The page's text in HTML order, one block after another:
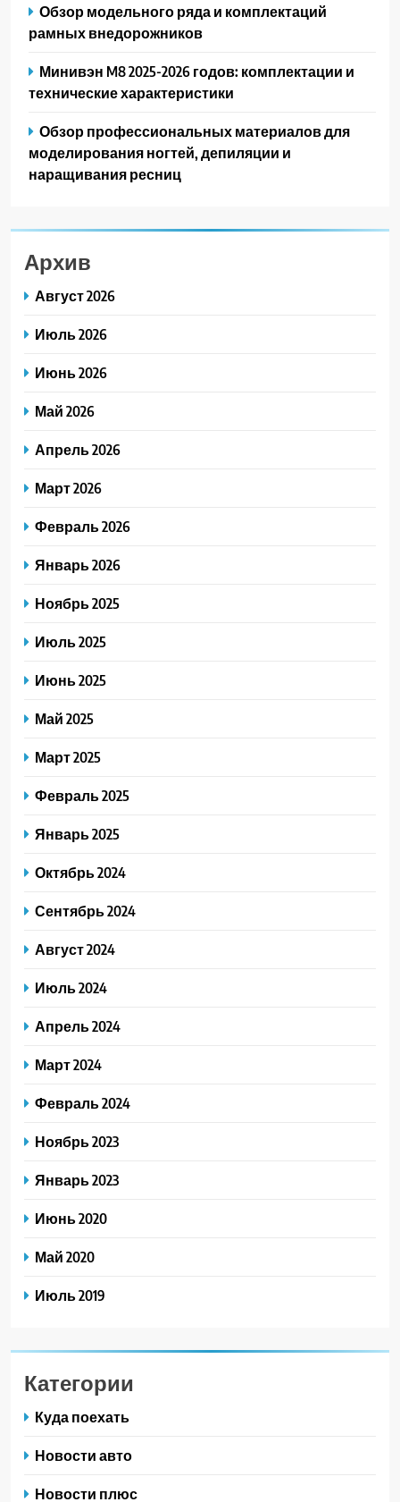
Обзор модельного ряда и комплектаций
рамных внедорожников
Минивэн M8 2025-2026 годов: комплектации и
технические характеристики
Обзор профессиональных материалов для
моделирования ногтей, депиляции и
наращивания ресниц
Архив
Август 2026
Июль 2026
Июнь 2026
Май 2026
Апрель 2026
Март 2026
Февраль 2026
Январь 2026
Ноябрь 2025
Июль 2025
Июнь 2025
Май 2025
Март 2025
Февраль 2025
Январь 2025
Октябрь 2024
Сентябрь 2024
Август 2024
Июль 2024
Апрель 2024
Март 2024
Февраль 2024
Ноябрь 2023
Январь 2023
Июнь 2020
Май 2020
Июль 2019
Категории
Куда поехать
Новости авто
Новости плюс